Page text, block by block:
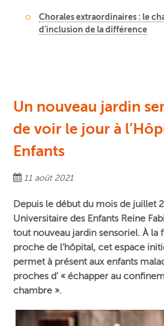
Chorales extraordinaires : le
d’inclusion de la différence
Un nouveau jardin
de voir le jour à
Enfants
11 août 2021
Depuis le début du mois de juillet
Universitaire des Enfants Reine
tout nouveau jardin sensoriel. À la
proche de l’hôpital, cet espace
permet à présent aux enfants
proches d’ « échapper au
chambre ».